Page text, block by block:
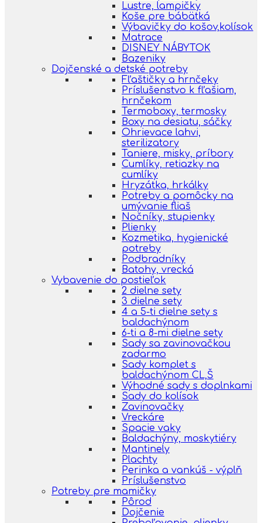
Lustre, lampičky
Koše pre bábätká
Výbavičky do košov,kolísok
Matrace
DISNEY NÁBYTOK
Bazeniky
Dojčenské a detské potreby
Fľaštičky a hrnčeky
Príslušenstvo k fľašiam,
hrnčekom
Termoboxy, termosky
Boxy na desiatu, sáčky
Ohrievace lahvi,
sterilizatory
Taniere, misky, príbory
Cumlíky, retiazky na
cumlíky
Hryzátka, hrkálky
Potreby a pomôcky na
umývanie fliaš
Nočníky, stupienky
Plienky
Kozmetika, hygienické
potreby
Podbradníky
Batohy, vrecká
Vybavenie do postieľok
2 dielne sety
3 dielne sety
4 a 5-ti dielne sety s
baldachýnom
6-ti a 8-mi dielne sety
Sady sa zavinovačkou
zadarmo
Sady komplet s
baldachýnom CL,Š
Výhodné sady s doplnkami
Sady do kolísok
Zavinovačky
Vreckáre
Spacie vaky
Baldachýny, moskytiéry
Mantinely
Plachty
Perinka a vankúš - výplň
Príslušenstvo
Potreby pre mamičky
Pôrod
Dojčenie